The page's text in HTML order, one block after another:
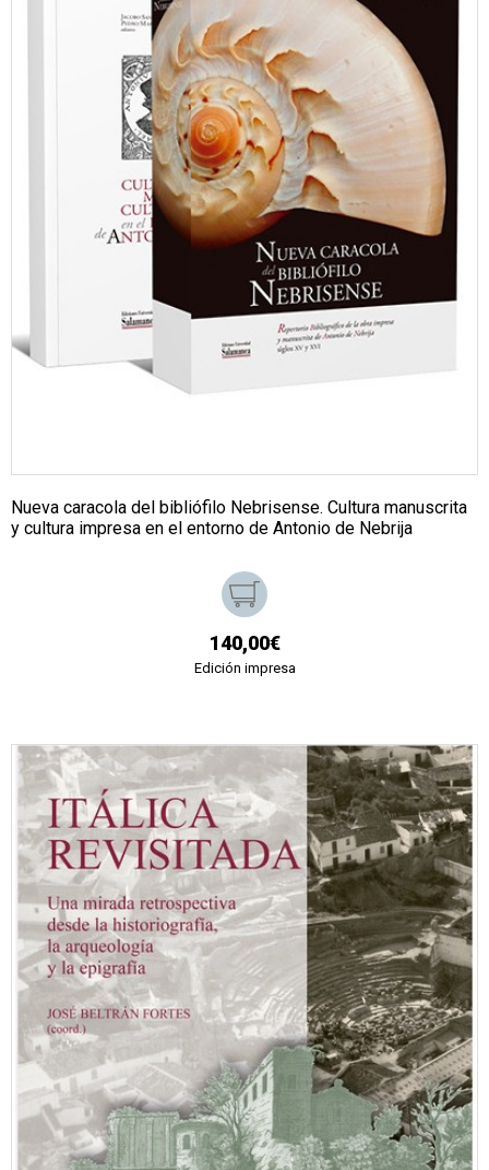
Nueva caracola del bibliófilo Nebrisense. Cultura manuscrita
y cultura impresa en el entorno de Antonio de Nebrija
140,00€
Edición impresa